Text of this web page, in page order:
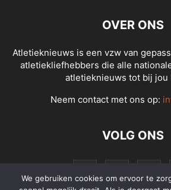
OVER ONS
Atletieknieuws is een vzw van
atletiekliefhebbers die alle
atletieknieuws tot bij jou
Neem contact met ons op:
VOLG ONS
We gebruiken cookies om ervoor te